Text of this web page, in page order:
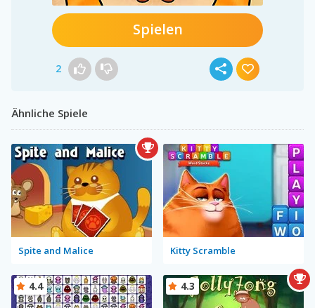
Spielen
2
Ähnliche Spiele
Spite and Malice Kitty Scramble
4.4 4.3